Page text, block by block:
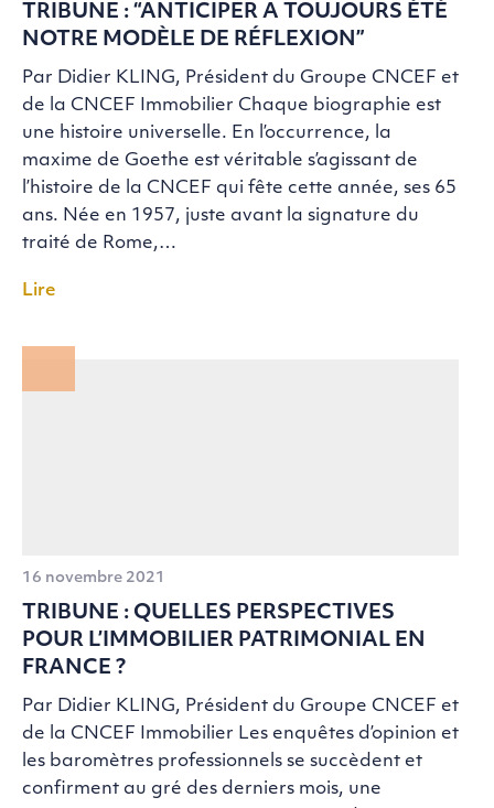
TRIBUNE : “ANTICIPER A TOUJOURS ÉTÉ
NOTRE MODÈLE DE RÉFLEXION”
Par Didier KLING, Président du Groupe CNCEF et
de la CNCEF Immobilier Chaque biographie est
une histoire universelle. En l’occurrence, la
maxime de Goethe est véritable s’agissant de
l’histoire de la CNCEF qui fête cette année, ses 65
ans. Née en 1957, juste avant la signature du
traité de Rome,…
Lire
16 novembre 2021
TRIBUNE : QUELLES PERSPECTIVES
POUR L’IMMOBILIER PATRIMONIAL EN
FRANCE ?
Par Didier KLING, Président du Groupe CNCEF et
de la CNCEF Immobilier Les enquêtes d’opinion et
les baromètres professionnels se succèdent et
confirment au gré des derniers mois, une